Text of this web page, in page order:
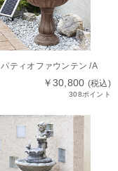
ティオファウンテン /A
￥30,800 (税込)
308ポイント